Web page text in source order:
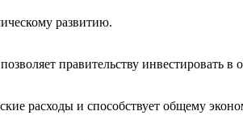
развитию.
правительству инвестировать в
расходы и способствует общему